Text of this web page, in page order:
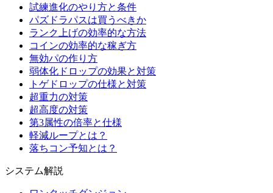
試練進化のやり方と条件
パズドラパスは買うべきか
ランク上げの効率的な方法
コインの効率的な稼ぎ方
無効パの作り方
弱体化ドロップの効果と対策
トゲドロップの仕様と対策
超重力の対策
超高度の対策
第3属性の倍率と仕様
軽減ループとは？
落ちコン予知とは？
システム解説